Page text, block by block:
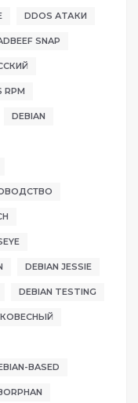
DDOS АТАКИ
SNAP
RPM
DEBIAN
DEBIAN JESSIE
DEBIAN TESTING
BASED